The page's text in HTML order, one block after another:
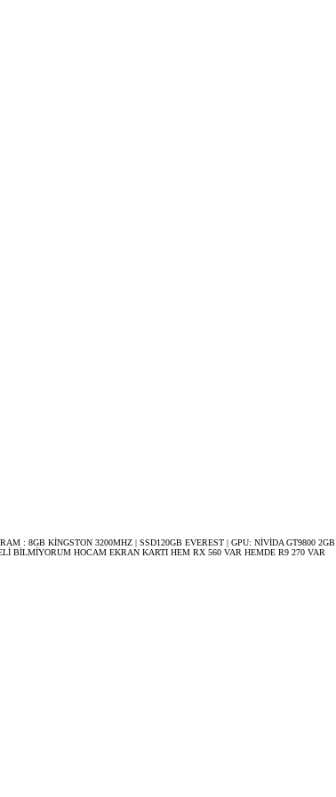
: 8GB KİNGSTON 3200MHZ | SSD120GB EVEREST | GPU: NİVİDA GT9800 2GB
BİLMİYORUM HOCAM EKRAN KARTI HEM RX 560 VAR HEMDE R9 270 VAR